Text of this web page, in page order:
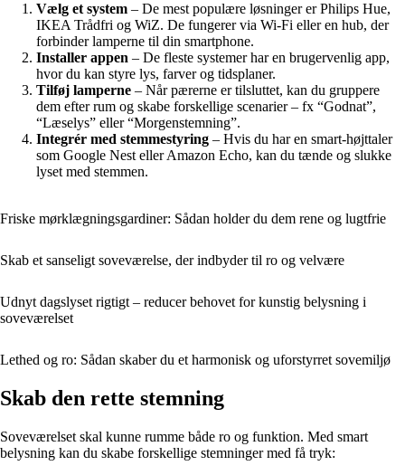
Vælg et system – De mest populære løsninger er Philips Hue,
IKEA Trådfri og WiZ. De fungerer via Wi-Fi eller en hub, der
forbinder lamperne til din smartphone.
Installer appen – De fleste systemer har en brugervenlig app,
hvor du kan styre lys, farver og tidsplaner.
Tilføj lamperne – Når pærerne er tilsluttet, kan du gruppere
dem efter rum og skabe forskellige scenarier – fx “Godnat”,
“Læselys” eller “Morgenstemning”.
Integrér med stemmestyring – Hvis du har en smart-højttaler
som Google Nest eller Amazon Echo, kan du tænde og slukke
lyset med stemmen.
Friske mørklægningsgardiner: Sådan holder du dem rene og lugtfrie
Skab et sanseligt soveværelse, der indbyder til ro og velvære
Udnyt dagslyset rigtigt – reducer behovet for kunstig belysning i
soveværelset
Lethed og ro: Sådan skaber du et harmonisk og uforstyrret sovemiljø
Skab den rette stemning
Soveværelset skal kunne rumme både ro og funktion. Med smart
belysning kan du skabe forskellige stemninger med få tryk: